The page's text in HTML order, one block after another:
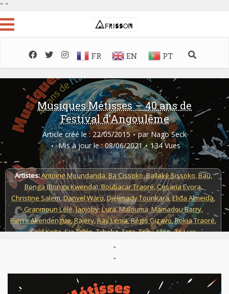
" "
FR EN PT
Musiques Métisses – 40 ans de
Festival d’Angoulême
Article créé le : 22/05/2015 par Nago Seck
Mis à jour le : 08/06/2021
134 Vues
Artistes:Antoine Moundanda,Ba Cissoko,Ballaké Sissoko,Bau,
Bonga (Bonga Kwenda),Boubacar Traoré,Cesaria Evora,
Christine Salem,Danyel Waro,Djélimady Tounkara,Elida Almeida,
Granmoun Lélé,Jaojoby,Lura,Malouma,Mamadou Barry,
Pierre Akendengue,Rajery,Ray Lema,Régis Gizavo,Rokia Traoré,
Salif Keïta,Sia Tolno,Tcheka,Teta,Tony Allen,Zé Luis
Akalé Wubé
Bembeya Jazz National
Emile Biayenda (Les Tambours de Brazza),Mahotella Queens,
Rail Band / Super Rail Band
Simentera
"
"